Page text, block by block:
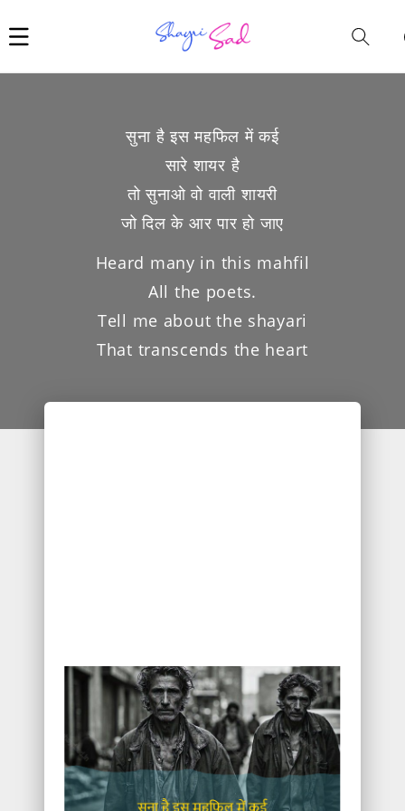
सुना है इस महफिल में कई
सारे शायर है
तो सुनाओ वो वाली शायरी
जो दिल के आर पार हो जाए
Heard many in this mahfil
All the poets.
Tell me about the shayari
That transcends the heart